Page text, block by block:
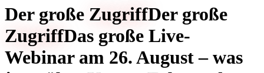
Der große ZugriffDer große
ZugriffDas große Live-
Webinar am 26. August – was